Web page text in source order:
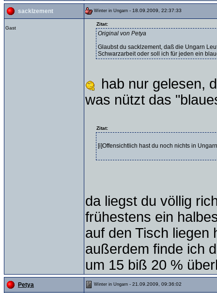
sacklzement Winter in Ungarn - 18.09.2009, 22:37:33
Gast
Zitat:
Original von Petya
Glaubst du sacklzement, daß die Ungarn
Schwarzarbeit oder soll ich für jeden ein
hab nur gelesen,
was nützt das
Zitat:
[i]Offensichtlich hast du noch nichts in
da liegst du völlig
frühestens ein
auf den Tisch liegen
außerdem finde ich
um 15 biß 20 %
Petya Winter in Ungarn - 21.09.2009, 09:36:02